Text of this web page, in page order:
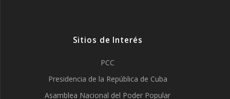
Sitios de Interés
PCC
Presidencia de la República de Cuba
Asamblea Nacional del Poder Popular